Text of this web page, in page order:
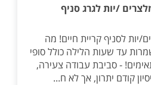
/יות לגרג סניף
לסניף קריית חיים! מה
עד שעות הלילה כולל סופי
- סביבת עבודה צעירה,
קודם יתרון, אך לא ח...